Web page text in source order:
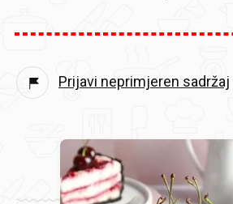
Prijavi neprimjeren sadržaj